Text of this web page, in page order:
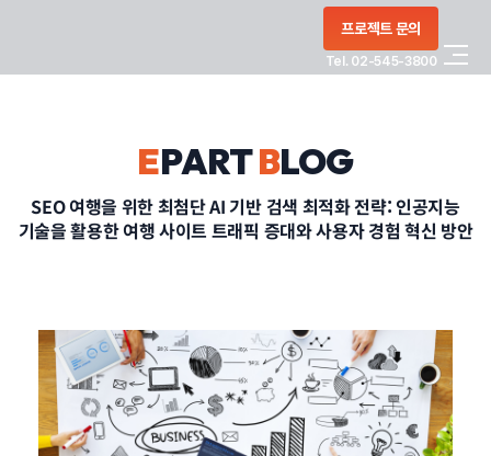
프로젝트 문의
Tel. 02-545-3800
PORTFOLIO
CONTACT
정부지원사업
EPARTBLOG
SEO 여행을 위한 최첨단 AI 기반 검색 최적화 전략: 인공지능
기술을 활용한 여행 사이트 트래픽 증대와 사용자 경험 혁신 방안